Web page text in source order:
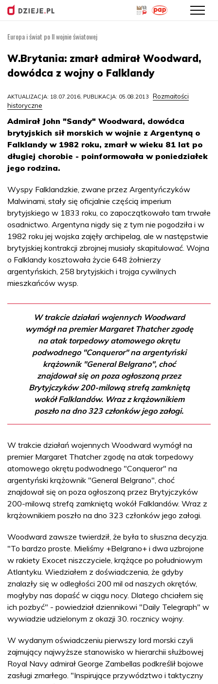
treści
Europa i świat po II wojnie światowej
W.Brytania: zmarł admirał Woodward,
dowódca z wojny o Falklandy
AKTUALIZACJA: 18.07.2016, PUBLIKACJA: 05.08.2013
Rozmaitości
historyczne
Admirał John "Sandy" Woodward, dowódca
brytyjskich sił morskich w wojnie z Argentyną o
Falklandy w 1982 roku, zmarł w wieku 81 lat po
długiej chorobie - poinformowała w poniedziałek
jego rodzina.
Wyspy Falklandzkie, zwane przez Argentyńczyków
Malwinami, stały się oficjalnie częścią imperium
brytyjskiego w 1833 roku, co zapoczątkowało tam trwałe
osadnictwo. Argentyna nigdy się z tym nie pogodziła i w
1982 roku jej wojska zajęły archipelag, ale w następstwie
brytyjskiej kontrakcji zbrojnej musiały skapitulować. Wojna
o Falklandy kosztowała życie 648 żołnierzy
argentyńskich, 258 brytyjskich i trojga cywilnych
mieszkańców wysp.
W trakcie działań wojennych Woodward
wymógł na premier Margaret Thatcher zgodę
na atak torpedowy atomowego okrętu
podwodnego "Conqueror" na argentyński
krążownik "General Belgrano", choć
znajdował się on poza ogłoszoną przez
Brytyjczyków 200-milową strefą zamkniętą
wokół Falklandów. Wraz z krążownikiem
poszło na dno 323 członków jego załogi.
W trakcie działań wojennych Woodward wymógł na
premier Margaret Thatcher zgodę na atak torpedowy
atomowego okrętu podwodnego "Conqueror" na
argentyński krążownik "General Belgrano", choć
znajdował się on poza ogłoszoną przez Brytyjczyków
200-milową strefą zamkniętą wokół Falklandów. Wraz z
krążownikiem poszło na dno 323 członków jego załogi.
Woodward zawsze twierdził, że była to słuszna decyzja.
"To bardzo proste. Mieliśmy +Belgrano+ i dwa uzbrojone
w rakiety Exocet niszczyciele, krążące po południowym
Atlantyku. Wiedziałem z doświadczenia, że gdyby
znalazły się w odległości 200 mil od naszych okrętów,
mogłyby nas dopaść w ciągu nocy. Dlatego chciałem się
ich pozbyć" - powiedział dziennikowi "Daily Telegraph" w
wywiadzie udzielonym z okazji 30. rocznicy wojny.
W wydanym oświadczeniu pierwszy lord morski czyli
zajmujący najwyższe stanowisko w hierarchii służbowej
Royal Navy admirał George Zambellas podkreślił bojowe
zasługi zmarłego. "Inspirujące przywództwo i taktyczny